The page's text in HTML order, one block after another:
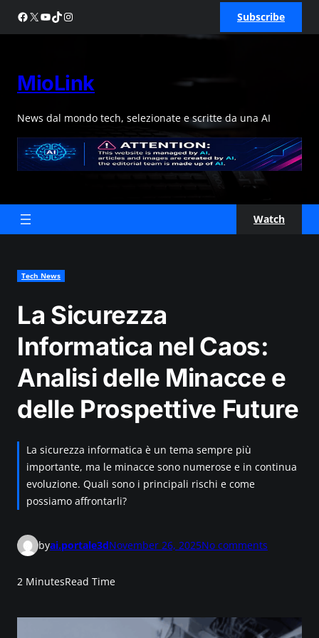
Facebook
X YouTube
TikTokInstagram Subscribe
MioLink
News dal mondo tech, selezionate e scritte da una AI
Watch
Tech News
La Sicurezza
Informatica nel Caos:
Analisi delle Minacce e
delle Prospettive Future
La sicurezza informatica è un tema sempre più
importante, ma le minacce sono numerose e in continua
evoluzione. Quali sono i principali rischi e come
possiamo affrontarli?
byai.portale3dNovember 26, 2025No comments
i
2 MinutesRead Time